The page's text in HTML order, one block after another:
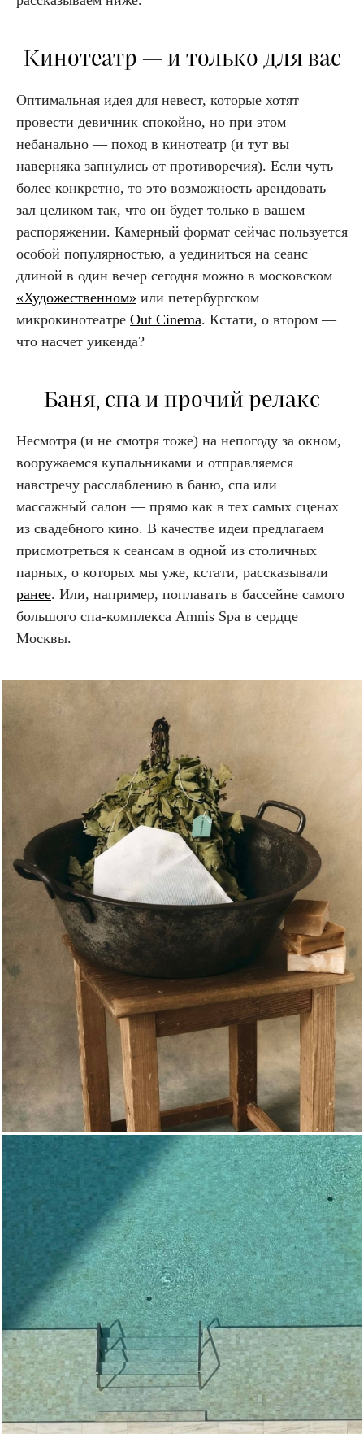
Кинотеатр — и только для вас
Оптимальная идея для невест, которые хотят
провести девичник спокойно, но при этом
небанально — поход в кинотеатр (и тут вы
наверняка запнулись от противоречия). Если чуть
более конкретно, то это возможность арендовать
зал целиком так, что он будет только в вашем
распоряжении. Камерный формат сейчас пользуется
особой популярностью, а уединиться на сеанс
длиной в один вечер сегодня можно в московском
«Художественном» или петербургском
микрокинотеатре Out Cinema. Кстати, о втором —
что насчет уикенда?
Баня, спа и прочий релакс
Несмотря (и не смотря тоже) на непогоду за окном,
вооружаемся купальниками и отправляемся
навстречу расслаблению в баню, спа или
массажный салон — прямо как в тех самых сценах
из свадебного кино. В качестве идеи предлагаем
присмотреться к сеансам в одной из столичных
парных, о которых мы уже, кстати, рассказывали
ранее. Или, например, поплавать в бассейне самого
большого спа-комплекса Amnis Spa в сердце
Москвы.